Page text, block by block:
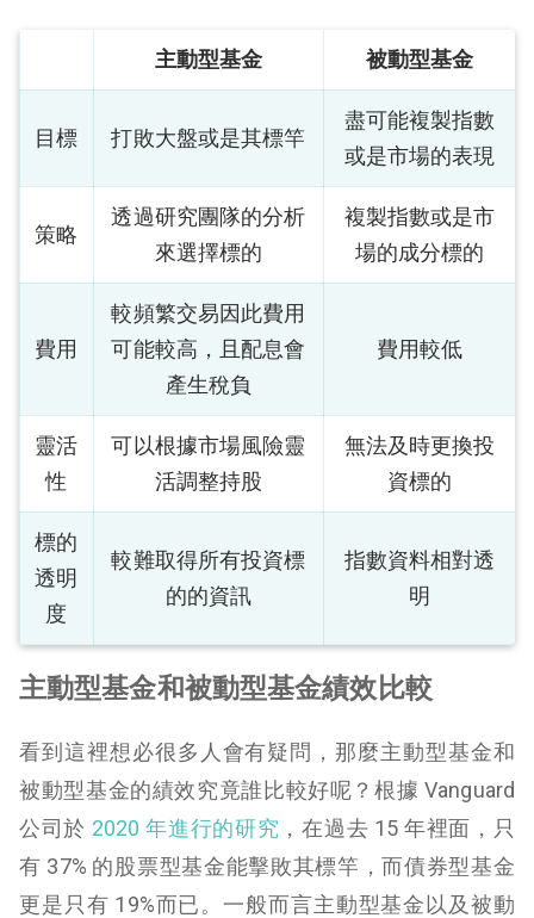
主動型基金 被動型基金
目標 打敗大盤或是其標竿
盡可能複製指數
或是市場的表現
策略
透過研究團隊的分析
來選擇標的
複製指數或是市
場的成分標的
費用
較頻繁交易因此費用
可能較高，且配息會
產生稅負
費用較低
靈活
性
可以根據市場風險靈
活調整持股
無法及時更換投
資標的
標的
透明
度
較難取得所有投資標
的的資訊
指數資料相對透
明
主動型基金和被動型基金績效比較
看到這裡想必很多人會有疑問，那麼主動型基金和
被動型基金的績效究竟誰比較好呢？根據 Vanguard
公司於 2020 年進行的研究 ，在過去 15 年裡面，只
有 37% 的股票型基金能擊敗其標竿，而債券型基金
更是只有 19%而已。一般而言主動型基金以及被動